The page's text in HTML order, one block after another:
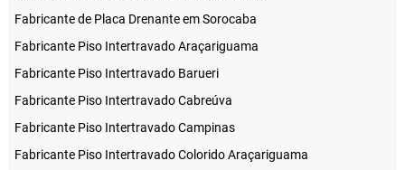
Fabricante de Placa Drenante em Sorocaba
Fabricante Piso Intertravado Araçariguama
Fabricante Piso Intertravado Barueri
Fabricante Piso Intertravado Cabreúva
Fabricante Piso Intertravado Campinas
Fabricante Piso Intertravado Colorido Araçariguama